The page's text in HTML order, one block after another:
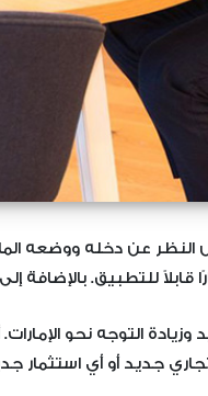
النظر عن دخله ووضعه
للتطبيق. بالإضافة
وزيادة التوجه نحو
جديد أو أي استثمار